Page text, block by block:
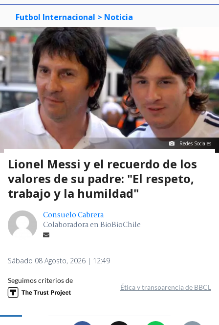
Futbol Internacional > Noticia
Redes Sociales
Lionel Messi y el recuerdo de los
valores de su padre: "El respeto,
trabajo y la humildad"
Consuelo Cabrera
Colaboradora en BioBioChile
Sábado 08 Agosto, 2026 | 12:49
Seguimos criterios de
Ética y transparencia de BBCL